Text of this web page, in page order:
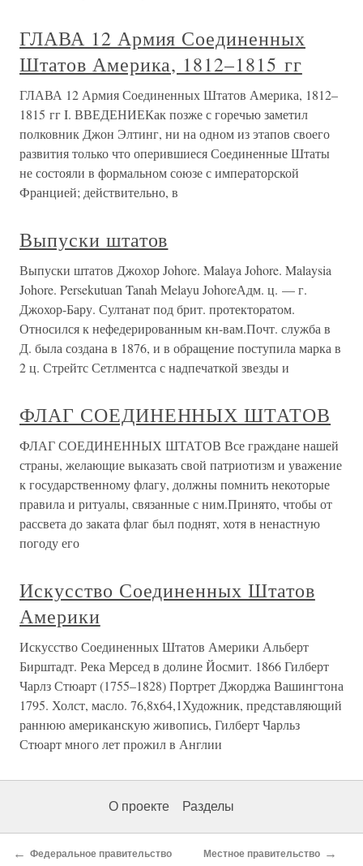
ГЛАВА 12 Армия Соединенных
Штатов Америка, 1812–1815 гг
ГЛАВА 12 Армия Соединенных Штатов Америка, 1812–
1815 гг I. ВВЕДЕНИЕКак позже с горечью заметил
полковник Джон Элтинг, ни на одном из этапов своего
развития только что оперившиеся Соединенные Штаты
не состояли в формальном союзе с императорской
Францией; действительно, в
Выпуски штатов
Выпуски штатов Джохор Johore. Malaya Johore. Malaysia
Johore. Persekutuan Tanah Melayu JohoreАдм. ц. — г.
Джохор-Бару. Султанат под брит. протекторатом.
Относился к нефедерированным кн-вам.Почт. служба в
Д. была создана в 1876, и в обращение поступила марка в
2 ц. Стрейтс Сетлментса с надпечаткой звезды и
ФЛАГ СОЕДИНЕННЫХ ШТАТОВ
ФЛАГ СОЕДИНЕННЫХ ШТАТОВ Все граждане нашей
страны, желающие выказать свой патриотизм и уважение
к государственному флагу, должны помнить некоторые
правила и ритуалы, связанные с ним.Принято, чтобы от
рассвета до заката флаг был поднят, хотя в ненастную
погоду его
Искусство Соединенных Штатов
Америки
Искусство Соединенных Штатов Америки Альберт
Бирштадт. Река Мерсед в долине Йосмит. 1866 Гилберт
Чарлз Стюарт (1755–1828) Портрет Джорджа Вашингтона
1795. Холст, масло. 76,8x64,1Художник, представляющий
раннюю американскую живопись, Гилберт Чарльз
Стюарт много лет прожил в Англии
О проекте Разделы
← Федеральное правительство Местное правительство →